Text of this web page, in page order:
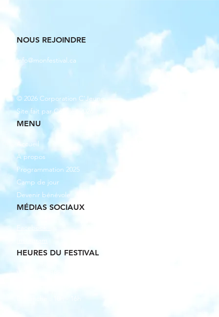
NOUS REJOINDRE
info@monfestival.ca
© 2026 Corporation C'Jeune
Site fait par Cellules 2026
MENU
Accueil
À propos
Programmation 2025
Camp de jour
Devenir bénévole
MÉDIAS SOCIAUX
Facebook
Instagram
HEURES DU FESTIVAL